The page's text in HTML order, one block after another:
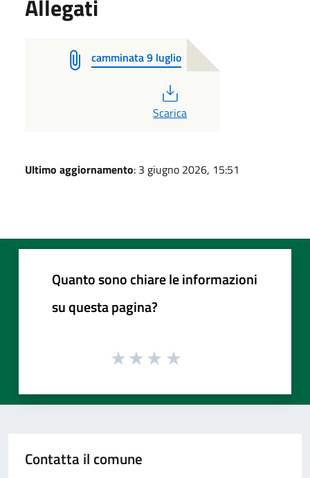
Allegati
camminata 9 luglio
Scarica
Ultimo aggiornamento: 3 giugno 2026, 15:51
Quanto sono chiare le informazioni
su questa pagina?
Contatta il comune